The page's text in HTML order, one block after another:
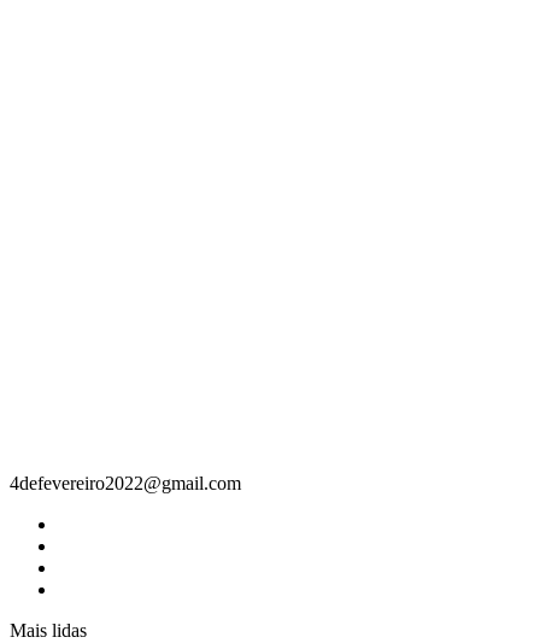
4defevereiro2022@gmail.com
Mais lidas